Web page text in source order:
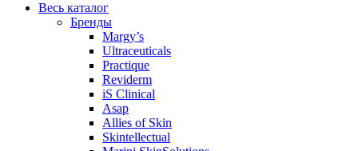
Весь каталог
Бренды
Margy’s
Ultraceuticals
Practique
Reviderm
iS Clinical
Asap
Allies of Skin
Skintellectual